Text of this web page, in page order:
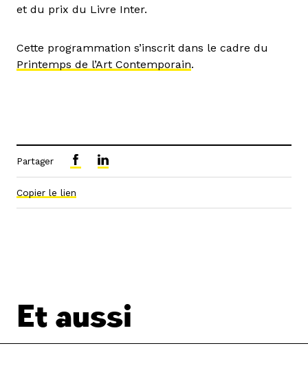
et du prix du Livre Inter.
Cette programmation s’inscrit dans le cadre du
Printemps de l’Art Contemporain.
Partager
Copier le lien
Et aussi